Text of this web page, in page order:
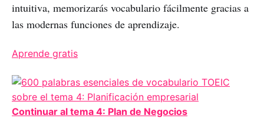
intuitiva, memorizarás vocabulario fácilmente gracias a
las modernas funciones de aprendizaje.
Aprende gratis
Continuar al tema 4: Plan de Negocios